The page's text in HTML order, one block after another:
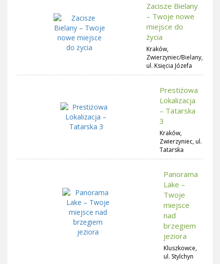
Zacisze Bielany
– Twoje nowe
miejsce do
życia
Kraków,
Zwierzyniec/Bielany,
ul. Księcia Józefa
Prestiżowa
Lokalizacja
– Tatarska
3
Kraków,
Zwierzyniec, ul.
Tatarska
Panorama
Lake –
Twoje
miejsce
nad
brzegiem
jeziora
Kluszkowce,
ul. Stylchyn